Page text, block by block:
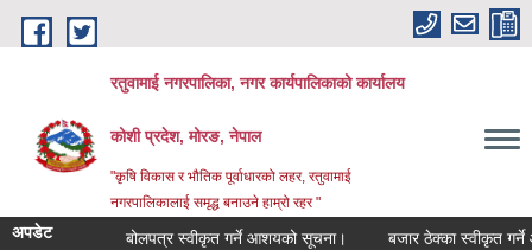
Skip to main content
रतुवामाई नगरपालिका, नगर कार्यपालिकाको कार्यालय
कोशी प्रदेश, मोरङ, नेपाल
"कृषि विकास र भौतिक पूर्वाधारको लहर, रतुवामाई
नगरपालिकालाई समृद्ध बनाउने हाम्रो रहर "
अपडेट बोलपत्र स्वीकृत गर्ने आशयको सूचना। बजार ठेक्का स्वीकृत गर्ने